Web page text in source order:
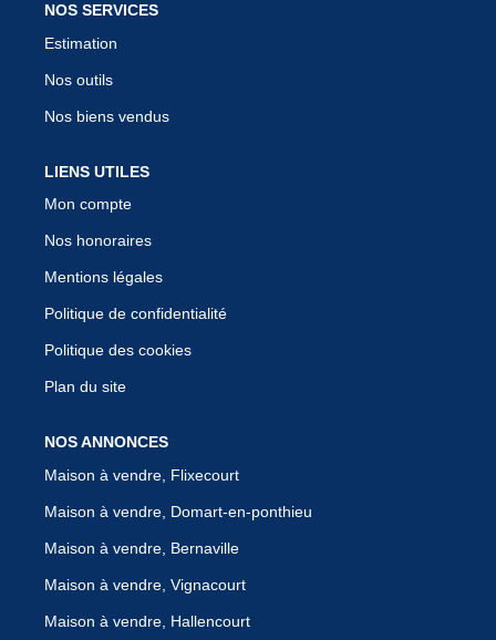
NOS SERVICES
Estimation
Nos outils
Nos biens vendus
LIENS UTILES
Mon compte
Nos honoraires
Mentions légales
Politique de confidentialité
Politique des cookies
Plan du site
NOS ANNONCES
Maison à vendre, Flixecourt
Maison à vendre, Domart-en-ponthieu
Maison à vendre, Bernaville
Maison à vendre, Vignacourt
Maison à vendre, Hallencourt